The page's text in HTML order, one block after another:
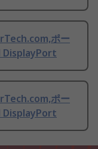
ポー
DisplayPort
ポー
DisplayPort